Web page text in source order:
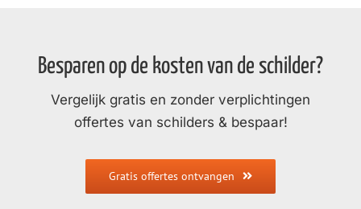
Besparen op de kosten van de schilder?
Vergelijk gratis en zonder verplichtingen
offertes van schilders & bespaar!
Gratis offertes ontvangen